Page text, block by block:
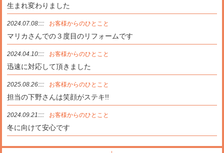
生まれ変わりました
2024.07.08:::: お客様からのひとこと
マリカさんでの３度目のリフォームです
2024.04.10:::: お客様からのひとこと
迅速に対応して頂きました
2025.08.26:::: お客様からのひとこと
担当の下野さんは笑顔がステキ!!
2024.09.21:::: お客様からのひとこと
冬に向けて安心です